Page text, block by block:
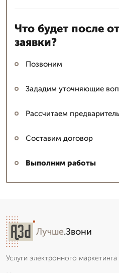
Что будет после
заявки?
Позвоним
Зададим уточняющие
Рассчитаем
Составим договор
Выполним работы
Лучше.Звони
Услуги электронного маркетинга